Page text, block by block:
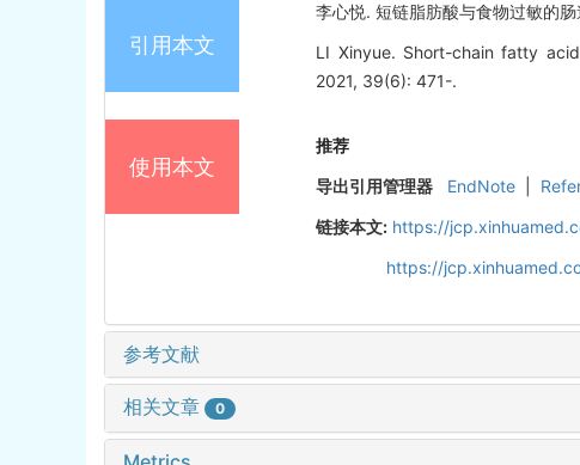
引用本文
李心悦. 短链脂肪酸与食物过敏的
LI Xinyue. Short-chain fatty
2021, 39(6): 471-.
使用本文
推荐
导出引用管理器
EndNote
链接本文: https://
https://
参考文献
相关文章 0